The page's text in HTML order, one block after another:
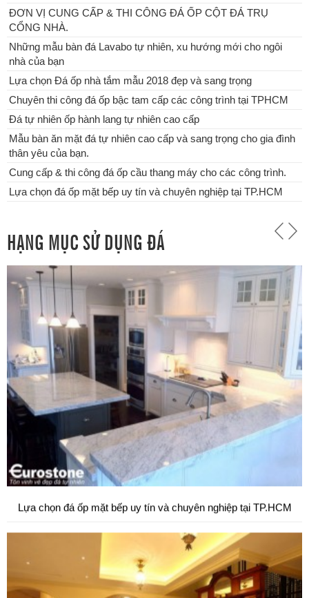
ĐƠN VỊ CUNG CẤP & THI CÔNG ĐÁ ỐP CỘT ĐÁ TRỤ
CỔNG NHÀ.
Những mẫu bàn đá Lavabo tự nhiên, xu hướng mới cho ngôi
nhà của bạn
Lựa chọn Đá ốp nhà tắm mẫu 2018 đẹp và sang trọng
Chuyên thi công đá ốp bậc tam cấp các công trình tại TPHCM
Đá tự nhiên ốp hành lang tự nhiên cao cấp
Mẫu bàn ăn mặt đá tự nhiên cao cấp và sang trọng cho gia đình
thân yêu của bạn.
Cung cấp & thi công đá ốp cầu thang máy cho các công trình.
Lựa chọn đá ốp mặt bếp uy tín và chuyên nghiệp tại TP.HCM
HẠNG MỤC SỬ DỤNG ĐÁ
thân yêu của bạn.
Cung cấp & thi công đá ốp cầu thang máy cho các công trình.
Lựa chọn đá ốp mặt bếp uy tín và chuyên nghiệp tại TP.HCM